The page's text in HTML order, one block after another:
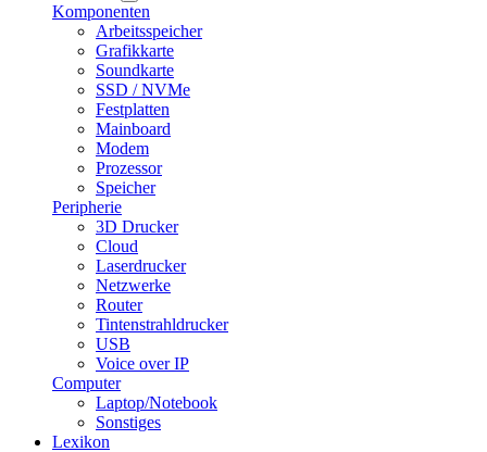
Komponenten
Arbeitsspeicher
Grafikkarte
Soundkarte
SSD / NVMe
Festplatten
Mainboard
Modem
Prozessor
Speicher
Peripherie
3D Drucker
Cloud
Laserdrucker
Netzwerke
Router
Tintenstrahldrucker
USB
Voice over IP
Computer
Laptop/Notebook
Sonstiges
Lexikon